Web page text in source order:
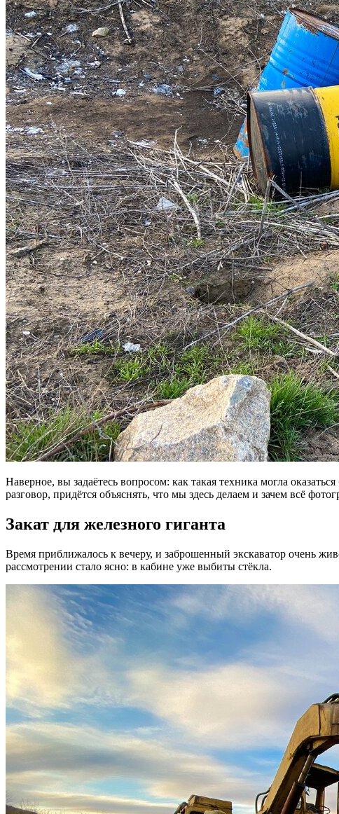
Наверное, вы задаётесь вопросом: как такая техника могла
разговор, придётся объяснять, что мы здесь делаем и зачем всё
Закат для железного гиганта
Время приближалось к вечеру, и заброшенный экскаватор очень
рассмотрении стало ясно: в кабине уже выбиты стёкла.